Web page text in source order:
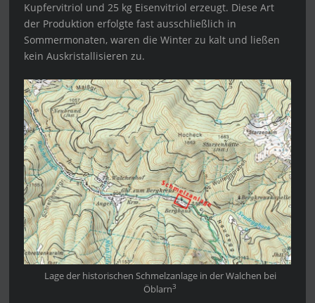
Kupfervitriol und 25 kg Eisenvitriol erzeugt. Diese Art
der Produktion erfolgte fast ausschließlich in
Sommermonaten, waren die Winter zu kalt und ließen
kein Auskristallisieren zu.
Lage der historischen Schmelzanlage in der Walchen bei
Öblarn3